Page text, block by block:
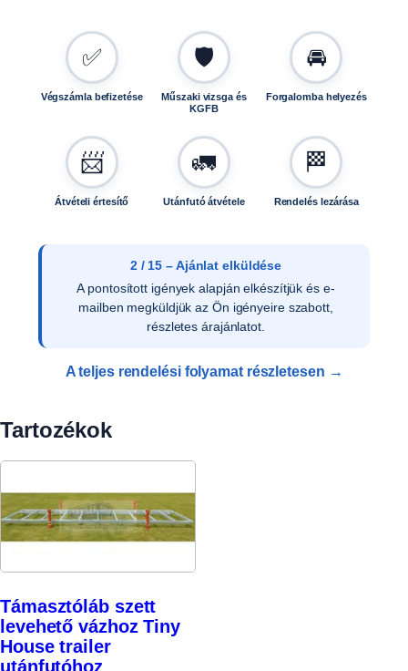
✅
Végszámla befizetése
🛡️
Műszaki vizsga és
KGFB
🚘
Forgalomba helyezés
📨
Átvételi értesítő
🚛
Utánfutó átvétele
🏁
Rendelés lezárása
2 / 15 – Ajánlat elküldése
A pontosított igények alapján elkészítjük és e-
mailben megküldjük az Ön igényeire szabott,
részletes árajánlatot.
A teljes rendelési folyamat részletesen →
Tartozékok
Támasztóláb szett
levehető vázhoz Tiny
House trailer
utánfutóhoz